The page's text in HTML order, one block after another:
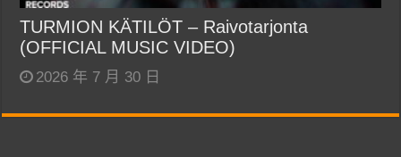
TURMION KÄTILÖT – Raivotarjonta
(OFFICIAL MUSIC VIDEO)
2026 年 7 月 30 日